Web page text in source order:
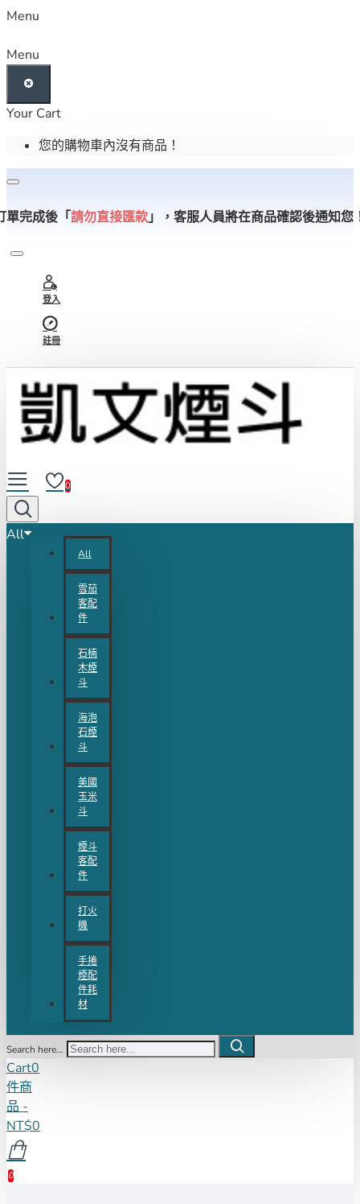
Menu
Menu
Your Cart
您的購物車內沒有商品！
單完成後「請勿直接匯款 」， 客服人員將在商品確認後通知您
登入
註冊
0
All
All
雪茄
客配
件
石楠
木煙
斗
海泡
石煙
斗
美國
玉米
斗
煙斗
客配
件
打火
機
手捲
煙配
件耗
材
Search here...
Cart0
件商
品 -
NT$0
0